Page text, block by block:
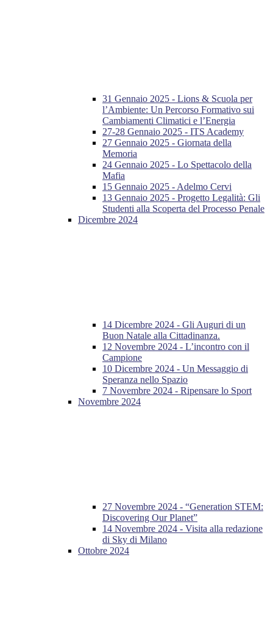
31 Gennaio 2025 - Lions & Scuola per
l’Ambiente: Un Percorso Formativo sui
Cambiamenti Climatici e l’Energia
27-28 Gennaio 2025 - ITS Academy
27 Gennaio 2025 - Giornata della
Memoria
24 Gennaio 2025 - Lo Spettacolo della
Mafia
15 Gennaio 2025 - Adelmo Cervi
13 Gennaio 2025 - Progetto Legalità: Gli
Studenti alla Scoperta del Processo Penale
Dicembre 2024
14 Dicembre 2024 - Gli Auguri di un
Buon Natale alla Cittadinanza.
12 Novembre 2024 - L’incontro con il
Campione
10 Dicembre 2024 - Un Messaggio di
Speranza nello Spazio
7 Novembre 2024 - Ripensare lo Sport
Novembre 2024
27 Novembre 2024 - “Generation STEM:
Discovering Our Planet”
14 Novembre 2024 - Visita alla redazione
di Sky di Milano
Ottobre 2024